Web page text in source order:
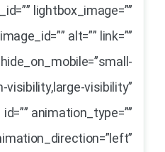
lightbox_image=””
alt=”” link=””
visibility”
id=”” animation_type=””